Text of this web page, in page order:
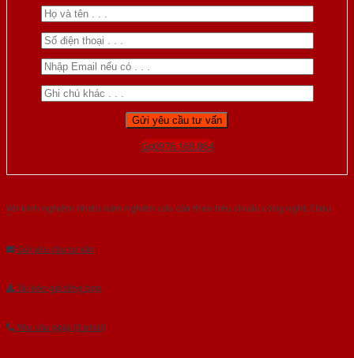
Gọi 0976.169.864
Với kinh nghiệm nhiêu năm nghiên cứu cửa theo tiêu chuẩn công nghệ Châu
Gửi yêu cầu tư vấn
Tải báo giá tổng hợp
Yêu cầu gọi lại (3 phút)